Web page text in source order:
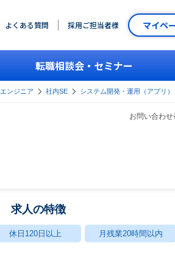
よくある質問 採用ご担当者様 マイペ
転職相談会・セミナー
ンジニア 社内SE システム開発・運用（アプリ）
お問い合わ
求人の特徴
休日120日以上 月残業20時間以内